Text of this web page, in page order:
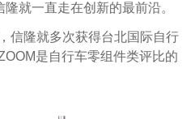
隆就一直走在创新的最前沿。
信隆就多次获得台北国际自行
是自行车零组件类评比的